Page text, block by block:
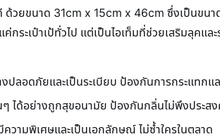
ยขนาด 31cm x 15cm x 46cm ซึ่งเป็นขนา
ระเป๋าเป้ทั่วไป แต่เป็นไอเท็มที่ช่วยเสริมลุคแ
ลอดภัยและเป็นระเบียบ ป้องกันการกระแทกแ
ๆ ได้อย่างถูกสุขอนามัย ป้องกันกลิ่นไม่พึงประส
ามพิเศษและเป็นเอกลักษณ์ ไม่ซ้ำใครในตลาด